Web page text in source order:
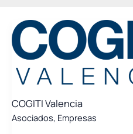
COGITI Valencia
Asociados, Empresas